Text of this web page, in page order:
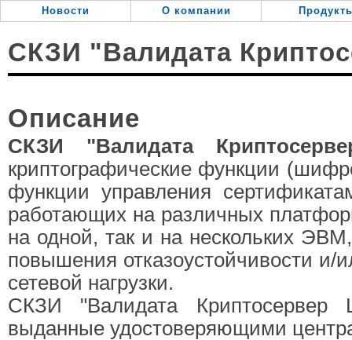
Перейти
к
содержанию
Новости О компании
СКЗИ "Валидата
Описание
СКЗИ "Валидата
криптографические функции
функции управления
работающих на различных
на одной, так и на нескольких
повышения отказоустойчивости и/
сетевой нагрузки.
СКЗИ "Валидата Криптосервер
выданные удостоверяющими